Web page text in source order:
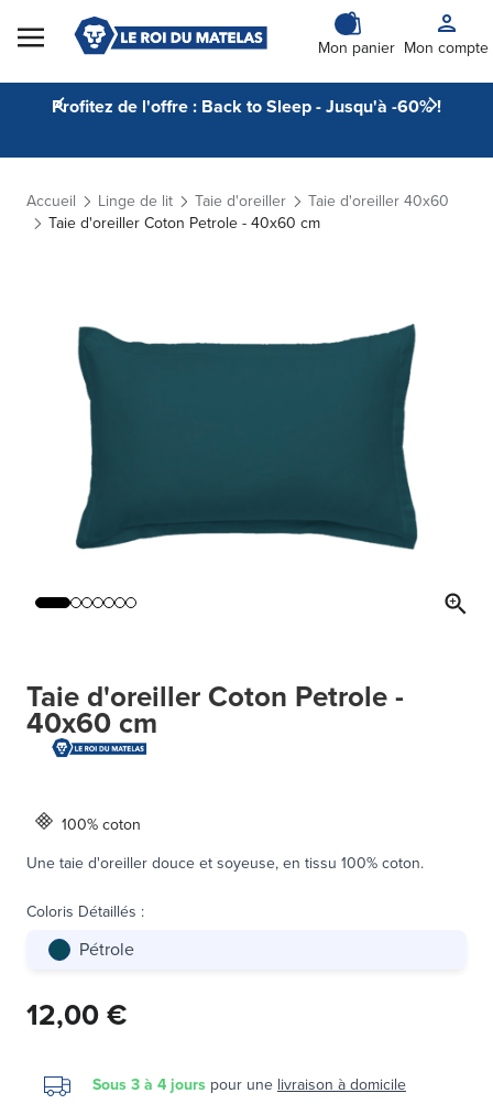
Skip to Content
Mon panier Mon compte
Profitez de l'offre : Back to Sleep - Jusqu'à -60% !
Accueil Linge de lit Taie d'oreiller
Taie d'oreiller 40x60
Taie d'oreiller Coton Petrole - 40x60 cm
Taie d'oreiller Coton Petrole -
40x60 cm
100% coton
Une taie d'oreiller douce et soyeuse, en tissu 100% coton.
Coloris Détaillés :
Pétrole
12,00 €
Sous 3 à 4 jours pour une livraison à domicile